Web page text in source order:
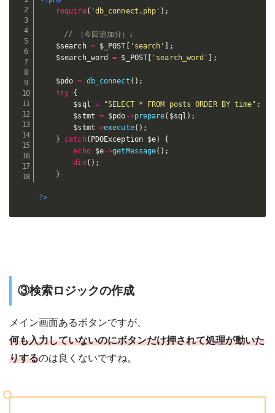
require( 'db_connect.php' ) ;
// （今回追加分）↓
$search = $_POST 'search'
;
$search_word
= $_POST 'search_word' ;
$pdo = db_connect ( ) ;
try {
$sql = "SELECT * FROM posts ORDER BY time" ;
$stmt = $pdo ->prepare( $sql ) ;
$stmt ->execute( ) ;
}
catch( PDOException $e)
{
echo $e->getMessage( ) ;
die( ) ;
}
?>
③検索ロジックの作成
メイン画面あるボタンですが、
何も入力していないのにボタンだけ押されて処理が動いた
りするのは良くないですね。